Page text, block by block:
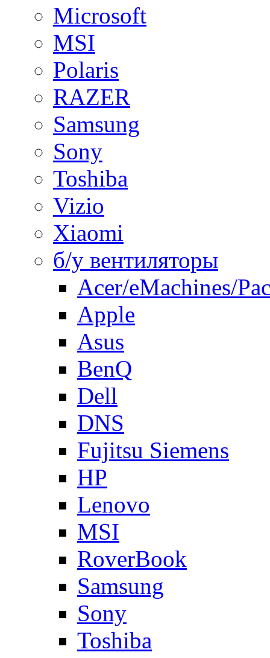
Microsoft
MSI
Polaris
RAZER
Samsung
Sony
Toshiba
Vizio
Xiaomi
б/у вентиляторы
Acer/eMachines/
Apple
Asus
BenQ
Dell
DNS
Fujitsu Siemens
HP
Lenovo
MSI
RoverBook
Samsung
Sony
Toshiba